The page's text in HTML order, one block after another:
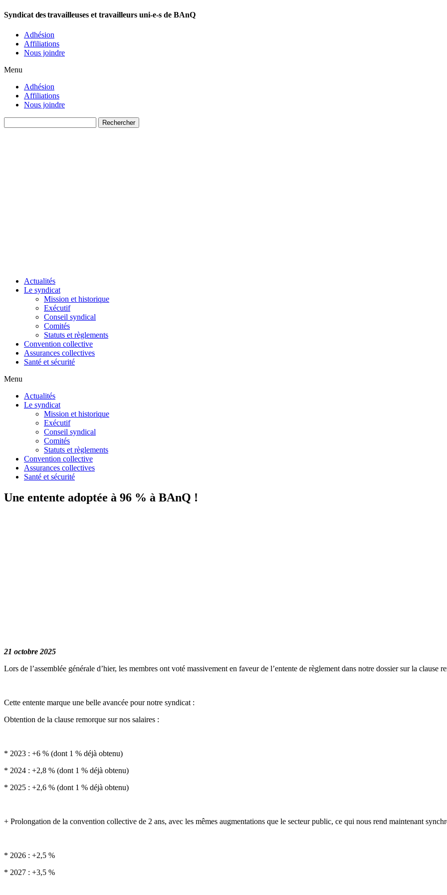
Syndicat destravailleuses et travailleurs uni-e-s de BAnQ
Adhésion
Affiliations
Nous joindre
Menu
Adhésion
Affiliations
Nous joindre
Rechercher
Actualités
Le syndicat
Mission et historique
Exécutif
Conseil syndical
Comités
Statuts et règlements
Convention collective
Assurances collectives
Santé et sécurité
Menu
Actualités
Le syndicat
Mission et historique
Exécutif
Conseil syndical
Comités
Statuts et règlements
Convention collective
Assurances collectives
Santé et sécurité
Une entente adoptée à 96 % à BAnQ !
21 octobre 2025
Lors de l’assemblée générale d’hier, les membres ont voté massivement en faveur de l’entente de règlement dans notre dossier sur la clause
Cette entente marque une belle avancée pour notre syndicat :
Obtention de la clause remorque sur nos salaires :
* 2023 : +6 % (dont 1 % déjà obtenu)
* 2024 : +2,8 % (dont 1 % déjà obtenu)
* 2025 : +2,6 % (dont 1 % déjà obtenu)
+ Prolongation de la convention collective de 2 ans, avec les mêmes augmentations que le secteur public, ce qui nous rend maintenant
* 2026 : +2,5 %
* 2027 : +3,5 %